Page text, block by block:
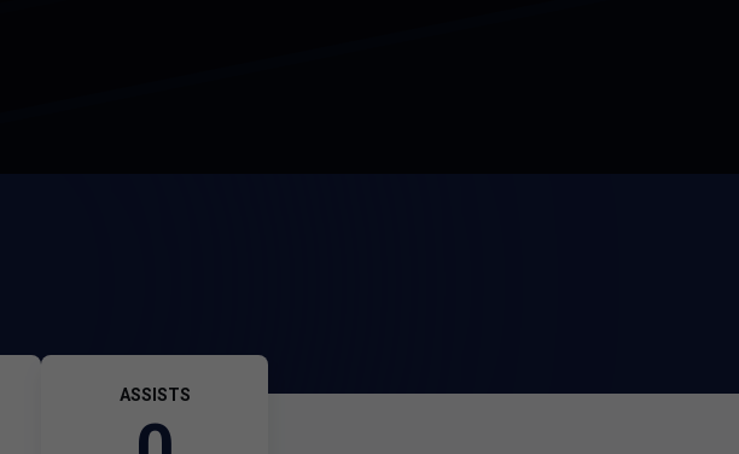
ASSISTS